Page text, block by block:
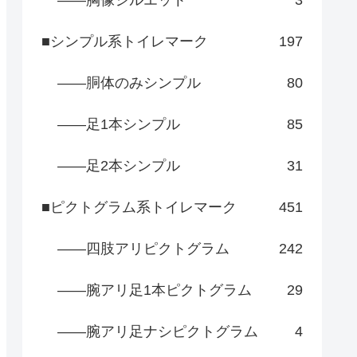
■シンプル系トイレマーク 197
――胴体のみシンプル 80
――足1本シンプル 85
――足2本シンプル 31
■ピクトグラム系トイレマーク 451
――四肢アリピクトグラム 242
――腕アリ足1本ピクトグラム 29
――腕アリ足ナシピクトグラム 4